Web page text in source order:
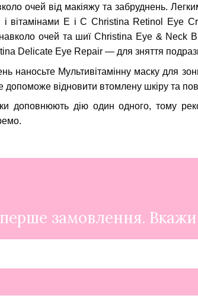
очей від макіяжу та забруднень.
і вітамінами E і C Christina Retinol
очей та шиї Christina Eye & Neck
Delicate Eye Repair — для зняття
наносьте Мультивітамінну маску для
відновити втомлену шкіру та
доповнюють дію один одного, тому
замовлення. Вкажи